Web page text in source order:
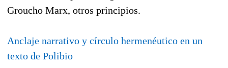
Groucho Marx, otros principios.
Anclaje narrativo y círculo hermenéutico en un
texto de Polibio